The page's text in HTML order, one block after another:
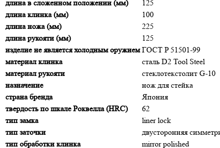
длина в сложенном положении (мм)
125
длина клинка (мм)
100
длина ножа (мм)
225
длина рукояти (мм)
125
изделие не является холодным оружием ГОСТ P 51501-99
материал клинка
сталь D2 Tool Steel
материал рукояти
стеклотекстолит G-10
назначение
нож для стейка
страна бренда
Япония
твердость по шкале Роквелла (HRC)
62
тип замка
liner lock
тип заточки
двусторонняя
тип обработки клинка
mirror polished